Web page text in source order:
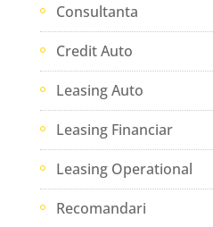
Consultanta
Credit Auto
Leasing Auto
Leasing Financiar
Leasing Operational
Recomandari